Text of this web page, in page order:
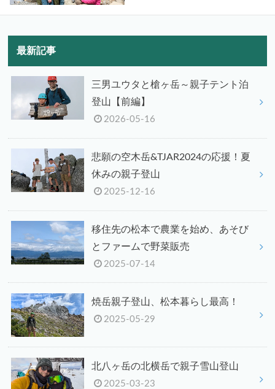
最新記事
三男ユウタと槍ヶ岳～親子テント泊
登山【前編】
2026-05-16
悲願の空木岳&TJAR2024の応援！夏
休みの親子登山
2025-12-16
移住先の松本で農業を始め、あそび
とファームで野菜販売
2025-07-14
焼岳親子登山、松本暮らし最高！
2025-05-29
北八ヶ岳の北横岳で親子雪山登山
2025-03-23